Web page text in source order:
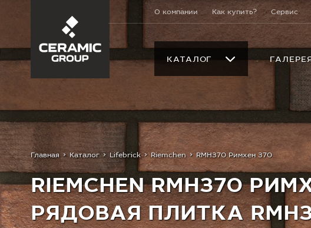
О компании Как купить? Сервис
КАТАЛОГ
Главная Каталог Lifebrick Riemchen RMH370 Римхен 370
RIEMCHEN RMH370
РЯДОВАЯ ПЛИТКА